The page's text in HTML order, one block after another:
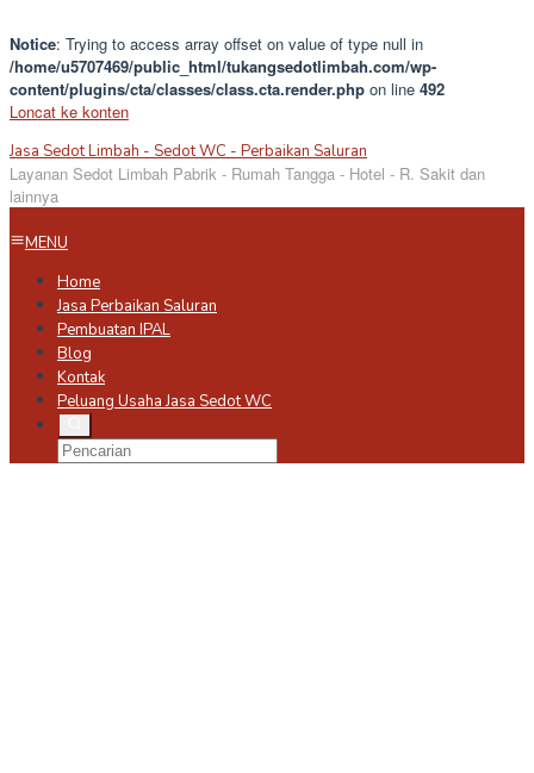
Notice: Trying to access array offset on value of type null in
/home/u5707469/public_html/tukangsedotlimbah.com/wp-
content/plugins/cta/classes/class.cta.render.php on line 492
Loncat ke konten
Jasa Sedot Limbah - Sedot WC - Perbaikan Saluran
Layanan Sedot Limbah Pabrik - Rumah Tangga - Hotel - R. Sakit dan
lainnya
MENU
Home
Jasa Perbaikan Saluran
Pembuatan IPAL
Blog
Kontak
Peluang Usaha Jasa Sedot WC